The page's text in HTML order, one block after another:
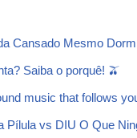
Cansado Mesmo
Saiba o porquê! 🫒
music that follows
Pílula vs DIU O Que